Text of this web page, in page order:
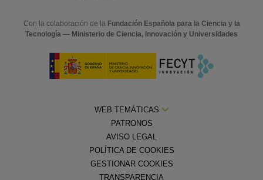
Con la colaboración de la Fundación Española para la Ciencia y la
Tecnología — Ministerio de Ciencia, Innovación y Universidades
WEB TEMÁTICAS
PATRONOS
AVISO LEGAL
POLÍTICA DE COOKIES
GESTIONAR COOKIES
TRANSPARENCIA